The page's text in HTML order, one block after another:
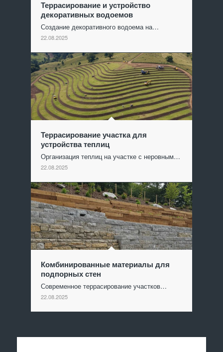
Террасирование и устройство
декоративных водоемов
Создание декоративного водоема на…
22.08.2025
Террасирование участка для
устройства теплиц
Организация теплиц на участке с неровным…
22.08.2025
Комбинированные материалы для
подпорных стен
Современное террасирование участков…
22.08.2025